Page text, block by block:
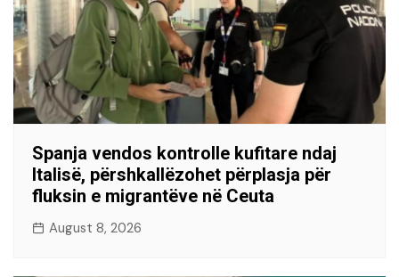
Spanja vendos kontrolle kufitare ndaj
Italisë, përshkallëzohet përplasja për
fluksin e migrantëve në Ceuta
August 8, 2026